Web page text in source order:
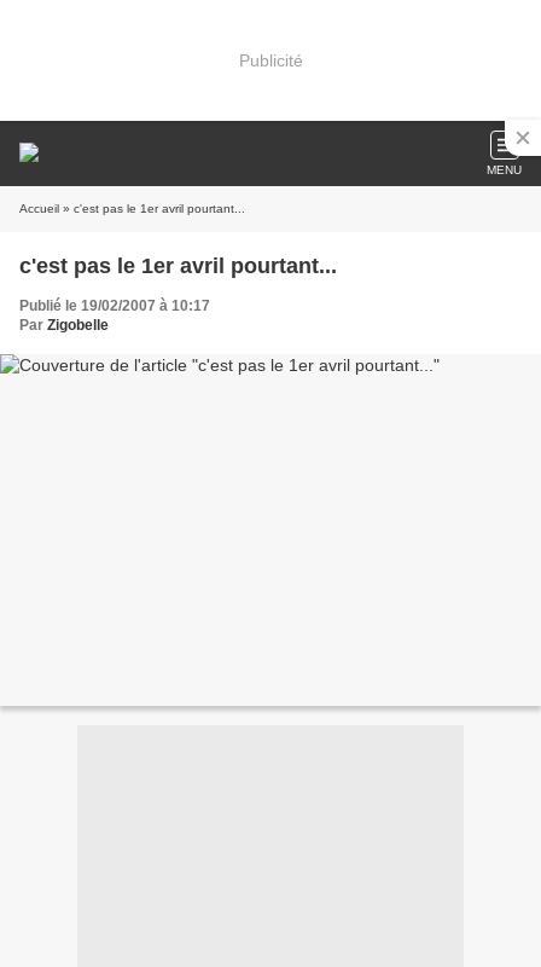
Publicité
MENU
Accueil » c'est pas le 1er avril pourtant...
c'est pas le 1er avril pourtant...
Publié le 19/02/2007 à 10:17
Par Zigobelle